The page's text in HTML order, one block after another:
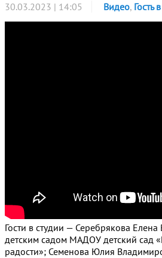
30.03.2023 | 14:05 Видео, Гость
Гости в студии — Серебрякова
детским садом МАДОУ детский сад
радости»; Семенова Юлия